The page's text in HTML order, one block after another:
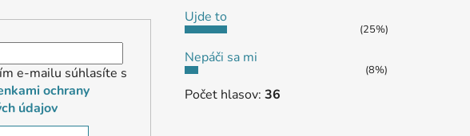
e-mailu súhlasíte s
ochrany
údajov
Ujde to
(25%)
Nepáči sa mi
(8%)
Počet hlasov: 36